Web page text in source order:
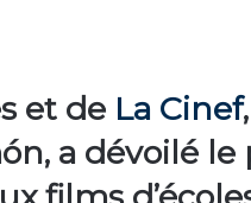
et de La Cinef
, a dévoilé le